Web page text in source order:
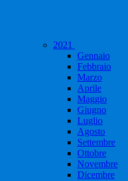
2021
Gennaio
Febbraio
Marzo
Aprile
Maggio
Giugno
Luglio
Agosto
Settembre
Ottobre
Novembre
Dicembre